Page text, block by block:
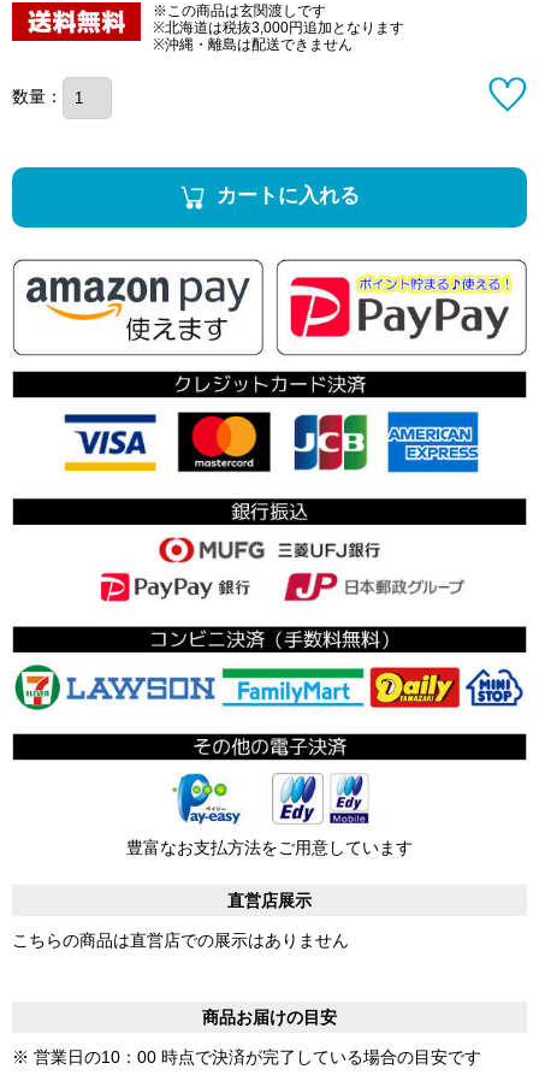
※この商品は玄関渡しです
※北海道は税抜3,000円追加となります
※沖縄・離島は配送できません
数量：
カートに入れる
豊富なお支払方法をご用意しています
直営店展示
こちらの商品は直営店での展示はありません
商品お届けの目安
※ 営業日の10：00 時点で決済が完了している場合の目安です